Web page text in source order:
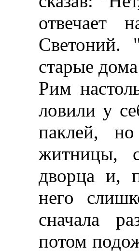
отвечает
Светоний.
старые
Рим
ловили у
паклей,
житницы,
дворца и,
него
сначала
потом